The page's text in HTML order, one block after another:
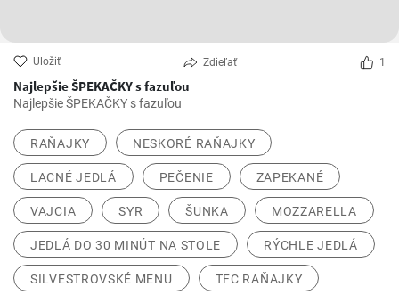
Uložiť Zdieľať 1
Najlepšie ŠPEKAČKY s fazuľou
Najlepšie ŠPEKAČKY s fazuľou
RAŇAJKY NESKORÉ RAŇAJKY
LACNÉ JEDLÁ PEČENIE ZAPEKANÉ
VAJCIA SYR ŠUNKA MOZZARELLA
JEDLÁ DO 30 MINÚT NA STOLE RÝCHLE JEDLÁ
SILVESTROVSKÉ MENU TFC RAŇAJKY